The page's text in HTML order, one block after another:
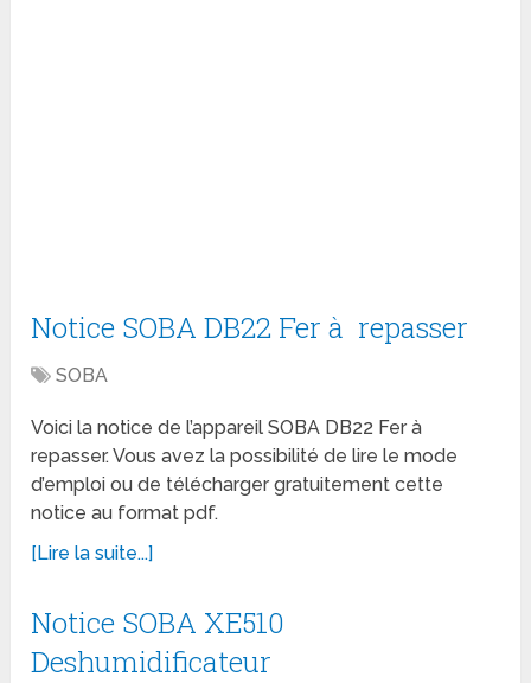
Notice SOBA DB22 Fer à repasser
SOBA
Voici la notice de l’appareil SOBA DB22 Fer à
repasser. Vous avez la possibilité de lire le mode
d’emploi ou de télécharger gratuitement cette
notice au format pdf.
[Lire la suite...]
Notice SOBA XE510
Deshumidificateur